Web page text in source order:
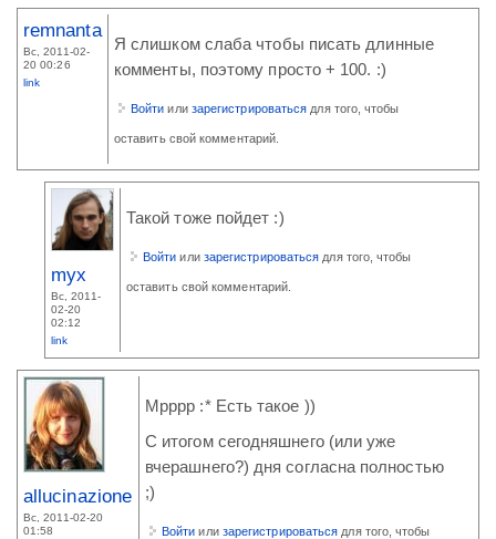
remnanta
Вс, 2011-02-
20 00:26
link
Я слишком слаба чтобы писать длинные
комменты, поэтому просто + 100. :)
Войти или зарегистрироваться для того, чтобы
оставить свой комментарий.
myx
Вс, 2011-
02-20
02:12
link
Такой тоже пойдет :)
Войти или зарегистрироваться для того, чтобы
оставить свой комментарий.
allucinazione
Вс, 2011-02-20
01:58
Мрррр :* Есть такое ))
С итогом сегодняшнего (или уже
вчерашнего?) дня согласна полностью
;)
Войти или зарегистрироваться для того, чтобы